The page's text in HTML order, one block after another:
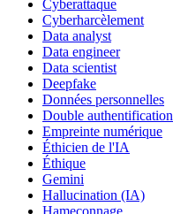
Cyberattaque
Cyberharcèlement
Data analyst
Data engineer
Data scientist
Deepfake
Données personnelles
Double authentification
Empreinte numérique
Éthicien de l'IA
Éthique
Gemini
Hallucination (IA)
Hameçonnage